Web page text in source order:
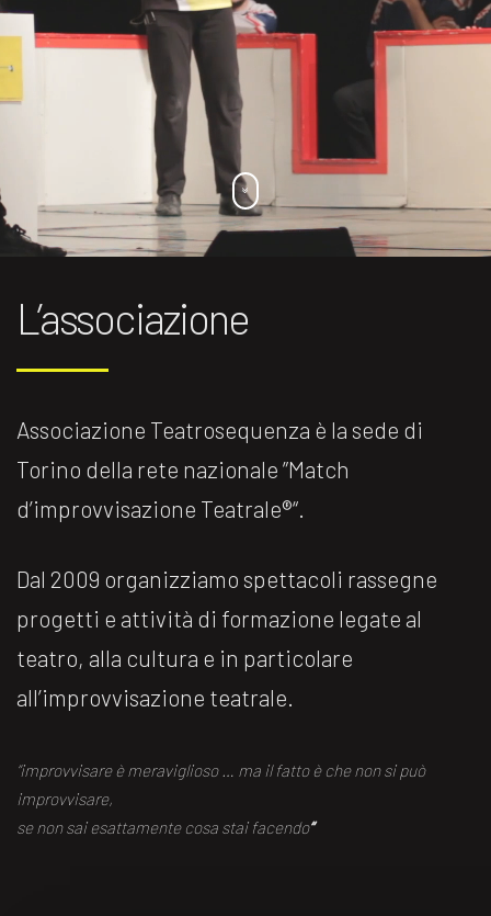
L’associazione
Associazione Teatrosequenza è la sede di
Torino della rete nazionale ”Match
d’improvvisazione Teatrale®️“.
Dal 2009 organizziamo spettacoli rassegne
progetti e attività di formazione legate al
teatro, alla cultura e in particolare
all’improvvisazione teatrale.
“improvvisare è meraviglioso … ma il fatto è che non si può
improvvisare,
se non sai esattamente cosa stai facendo“